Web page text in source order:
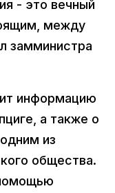
- это вечный
между
замминистра
информацию
а также о
из
общества.